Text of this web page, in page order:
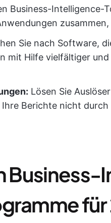
Business-Intelligence-
zusammen,
Sie nach Software,
mit Hilfe vielfältiger
Lösen Sie
Berichte nicht
für